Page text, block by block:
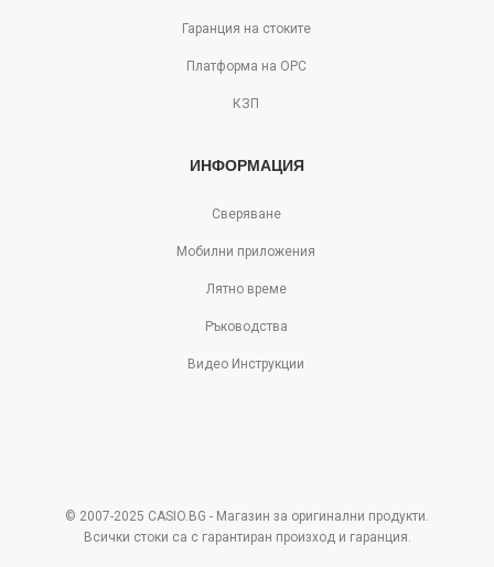
Гаранция на стоките
Платформа на ОРС
КЗП
ИНФОРМАЦИЯ
Сверяване
Мобилни приложения
Лятно време
Ръководства
Видео Инструкции
© 2007-2025 CASIO.BG - Магазин за оригинални продукти.
Всички стоки са с гарантиран произход и гаранция.